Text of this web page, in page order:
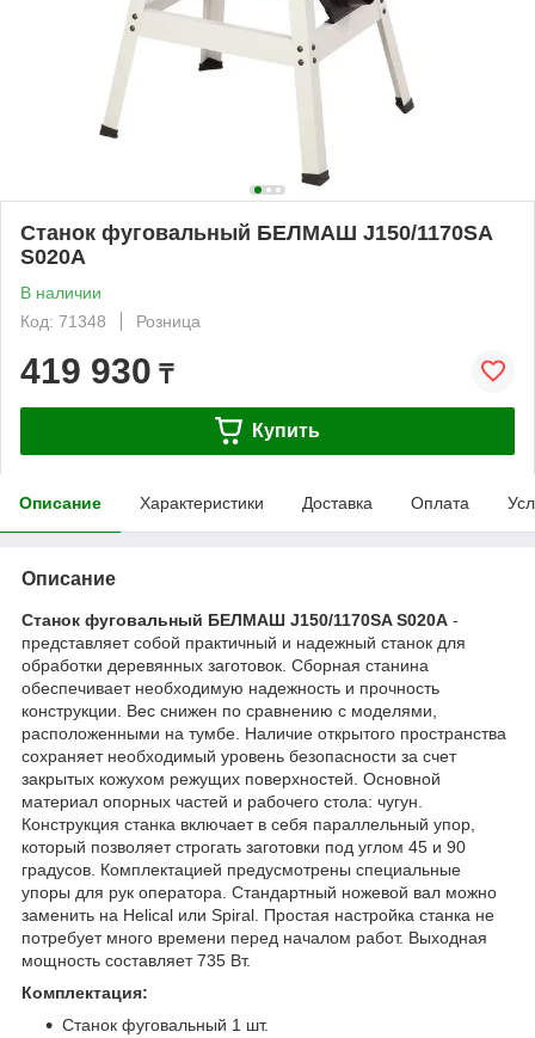
Станок фуговальный БЕЛМАШ J150/1170SA
S020A
В наличии
Код: 71348
Розница
419 930 ₸
Купить
Описание Характеристики Доставка Оплата
Описание
Станок фуговальный БЕЛМАШ J150/1170SA S020A -
представляет собой практичный и надежный станок для
обработки деревянных заготовок. Сборная станина
обеспечивает необходимую надежность и прочность
конструкции. Вес снижен по сравнению с моделями,
расположенными на тумбе. Наличие открытого пространства
сохраняет необходимый уровень безопасности за счет
закрытых кожухом режущих поверхностей. Основной
материал опорных частей и рабочего стола: чугун.
Конструкция станка включает в себя параллельный упор,
который позволяет строгать заготовки под углом 45 и 90
градусов. Комплектацией предусмотрены специальные
упоры для рук оператора. Стандартный ножевой вал можно
заменить на Helical или Spiral. Простая настройка станка не
потребует много времени перед началом работ. Выходная
мощность составляет 735 Вт.
Комплектация:
Станок фуговальный 1 шт.